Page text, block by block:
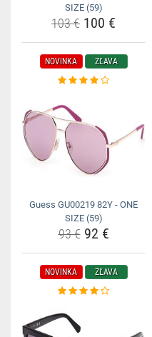
SIZE (59)
103 € 100 €
NOVINKA ZĽAVA
Guess GU00219 82Y - ONE
SIZE (59)
93 €92 €
NOVINKA ZĽAVA